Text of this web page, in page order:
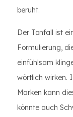
beruht.
Der Tonfall ist
Formulierung,
einfühlsam
wörtlich wirken.
Marken kann
könnte auch